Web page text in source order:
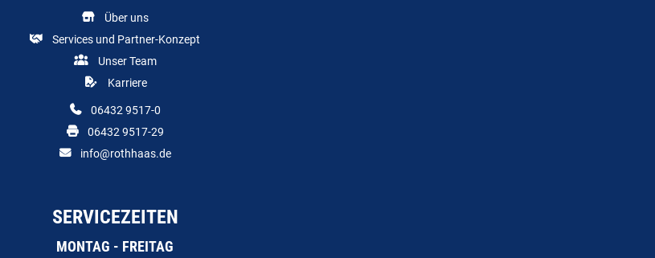
Über uns
Services und Partner-Konzept
Unser Team
Karriere
06432 9517-0
06432 9517-29
info@rothhaas.de
SERVICEZEITEN
MONTAG - FREITAG